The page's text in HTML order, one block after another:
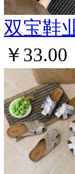
双宝鞋
￥33.00